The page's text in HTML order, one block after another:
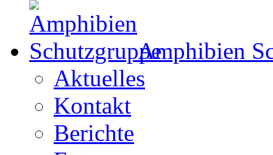
Amphibien
Aktuelles
Kontakt
Berichte